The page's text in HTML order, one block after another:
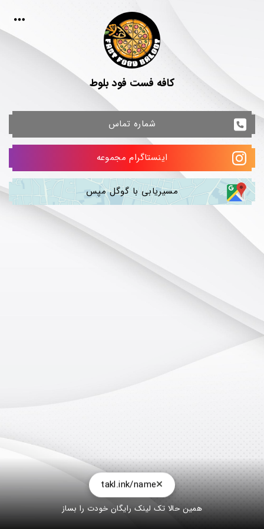
کافه فست فود بلوط
شماره تماس
اینستاگرام مجموعه
مسیریابی با گوگل مپس
takl.ink/name
همین حالا تک لینک رایگان خودت را بساز